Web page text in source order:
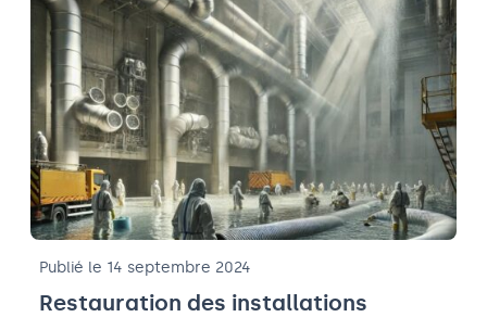
Publié le 14 septembre 2024
Restauration des installations